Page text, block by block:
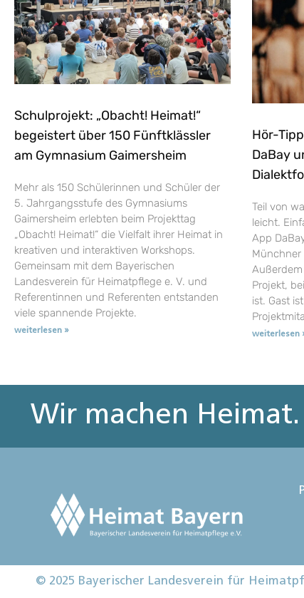
Schulprojekt: „Obacht! Heimat!“
begeistert über 150 Fünftklässler
am Gymnasium Gaimersheim
Mehr als 150 Schülerinnen und Schüler der
5. Jahrgangsstufe des Gymnasiums
Gaimersheim erlebten beim Projekttag
„Obacht! Heimat!“ die Vielfalt ihrer Heimat in
kreativen und interaktiven Workshops.
Gemeinsam mit dem Bayerischen
Landesverein für Heimatpflege e. V. und
Referentinnen und Referenten entstanden
viele spannende Projekte.
weiterlesen »
Hör-
DaBay
Teil von
leicht.
App
Münchner
Außerdem
Projekt,
ist. Gast
weiterlesen
Wir machen
© 2025 Bayerischer Landesverein für